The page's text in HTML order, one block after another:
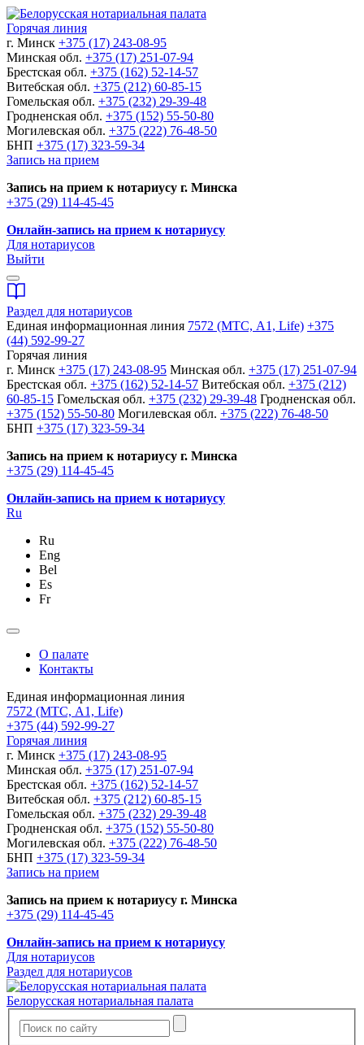
Горячая линия
г. Минск +375 (17) 243-08-95
Минская обл. +375 (17) 251-07-94
Брестская обл. +375 (162) 52-14-57
Витебская обл. +375 (212) 60-85-15
Гомельская обл. +375 (232) 29-39-48
Гродненская обл. +375 (152) 55-50-80
Могилевская обл. +375 (222) 76-48-50
БНП +375 (17) 323-59-34
Запись на прием
Запись на прием к нотариусу г. Минска
+375 (29) 114-45-45
Онлайн-запись на прием к нотариусу
Для нотариусов
Выйти
Раздел для нотариусов
Единая информационная линия 7572 (МТС, A1, Life) +375
(44) 592-99-27
Горячая линия
г. Минск +375 (17) 243-08-95 Минская обл. +375 (17) 251-07-94
Брестская обл. +375 (162) 52-14-57 Витебская обл. +375 (212)
60-85-15 Гомельская обл. +375 (232) 29-39-48 Гродненская обл.
+375 (152) 55-50-80 Могилевская обл. +375 (222) 76-48-50
БНП +375 (17) 323-59-34
Запись на прием к нотариусу г. Минска
+375 (29) 114-45-45
Онлайн-запись на прием к нотариусу
Ru
Ru
Eng
Bel
Es
Fr
О палате
Контакты
Единая информационная линия
7572 (МТС, A1, Life)
+375 (44) 592-99-27
Горячая линия
г. Минск +375 (17) 243-08-95
Минская обл. +375 (17) 251-07-94
Брестская обл. +375 (162) 52-14-57
Витебская обл. +375 (212) 60-85-15
Гомельская обл. +375 (232) 29-39-48
Гродненская обл. +375 (152) 55-50-80
Могилевская обл. +375 (222) 76-48-50
БНП +375 (17) 323-59-34
Запись на прием
Запись на прием к нотариусу г. Минска
+375 (29) 114-45-45
Онлайн-запись на прием к нотариусу
Для нотариусов
Раздел для нотариусов
Белорусская нотариальная палата